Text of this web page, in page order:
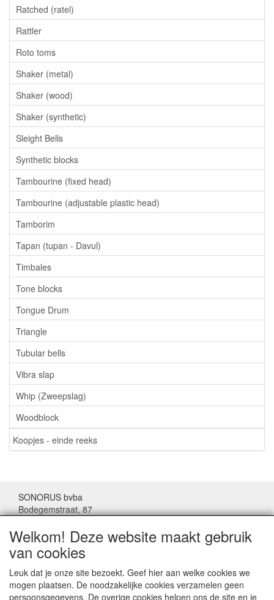
Ratched (ratel)
Rattler
Roto toms
Shaker (metal)
Shaker (wood)
Shaker (synthetic)
Sleight Bells
Synthetic blocks
Tambourine (fixed head)
Tambourine (adjustable plastic head)
Tamborim
Tapan (tupan - Davul)
Timbales
Tone blocks
Tongue Drum
Triangle
Tubular bells
Vibra slap
Whip (Zweepslag)
Woodblock
Koopjes - einde reeks
SONORUS bvba
Bodegemstraat, 87
België
Mail:sonorus@skynet.be
Welkom! Deze website maakt gebruik
van cookies
Leuk dat je onze site bezoekt. Geef hier aan welke cookies we
mogen plaatsen. De noodzakelijke cookies verzamelen geen
persoonsgegevens. De overige cookies helpen ons de site en je